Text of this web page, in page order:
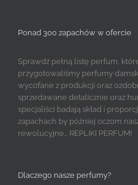
Ponad 300 zapachów w ofercie
Sprawdź pełną listę perfum,
przygotowaliśmy perfumy
wycofane z produkcji oraz
sprzedawane detalicznie oraz
specjaliści badają skład i
zapachach by później oczom
rewolucyjne... REPLIKI PERFUM!
Dlaczego nasze perfumy?